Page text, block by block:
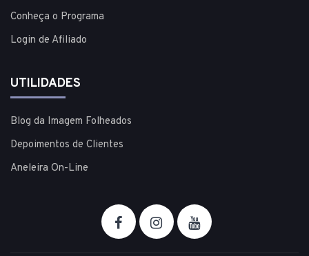
Conheça o Programa
Login de Afiliado
UTILIDADES
Blog da Imagem Folheados
Depoimentos de Clientes
Aneleira On-Line